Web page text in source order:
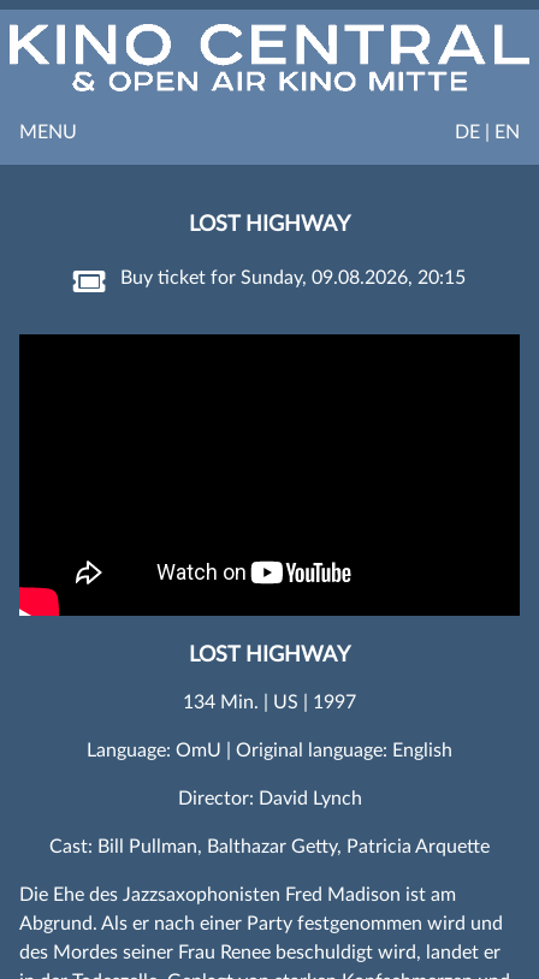
DE | EN
MENU
LOST HIGHWAY
Buy ticket for Sunday, 09.08.2026, 20:15
LOST HIGHWAY
134 Min. | US | 1997
Language: OmU | Original language: English
Director: David Lynch
Cast: Bill Pullman, Balthazar Getty, Patricia Arquette
Die Ehe des Jazzsaxophonisten Fred Madison ist am
Abgrund. Als er nach einer Party festgenommen wird und
des Mordes seiner Frau Renee beschuldigt wird, landet er